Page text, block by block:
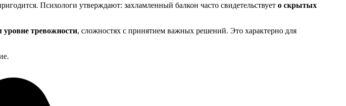
Психологи утверждают: захламленный балкон часто свидетельствует о скрытых
тревожности, сложностях с принятием важных решений. Это характерно для